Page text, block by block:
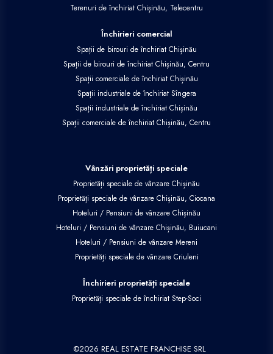
Terenuri de închiriat Chișinău, Telecentru
Închirieri comercial
Spații de birouri de închiriat Chișinău
Spații de birouri de închiriat Chișinău, Centru
Spații comerciale de închiriat Chișinău
Spații industriale de închiriat Sîngera
Spații industriale de închiriat Chișinău
Spații comerciale de închiriat Chișinău, Centru
Vânzări proprietăți speciale
Proprietăți speciale de vânzare Chișinău
Proprietăți speciale de vânzare Chișinău, Ciocana
Hoteluri / Pensiuni de vânzare Chișinău
Hoteluri / Pensiuni de vânzare Chișinău, Buiucani
Hoteluri / Pensiuni de vânzare Mereni
Proprietăți speciale de vânzare Criuleni
Închirieri proprietăți speciale
Proprietăți speciale de închiriat Step-Soci
©2026 REAL ESTATE FRANCHISE SRL